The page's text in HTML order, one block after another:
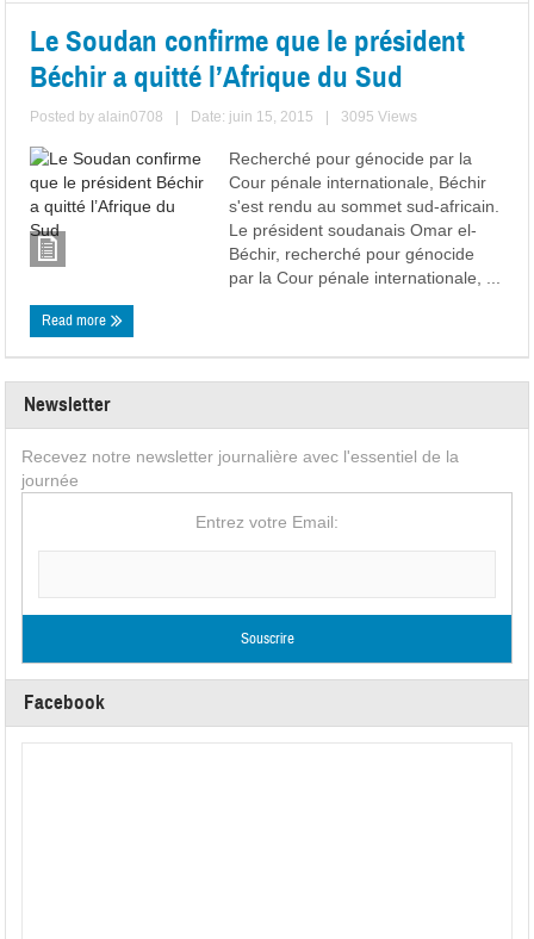
Le Soudan confirme que le président
Béchir a quitté l’Afrique du Sud
Posted byalain0708 Date: juin 15, 2015 3095 Views
Recherché pour génocide par la
Cour pénale internationale, Béchir
s'est rendu au sommet sud-africain.
Le président soudanais Omar el-
Béchir, recherché pour génocide
par la Cour pénale internationale, ...
Read more
Newsletter
Recevez notre newsletter journalière avec l'essentiel de la
journée
Entrez votre Email:
Facebook